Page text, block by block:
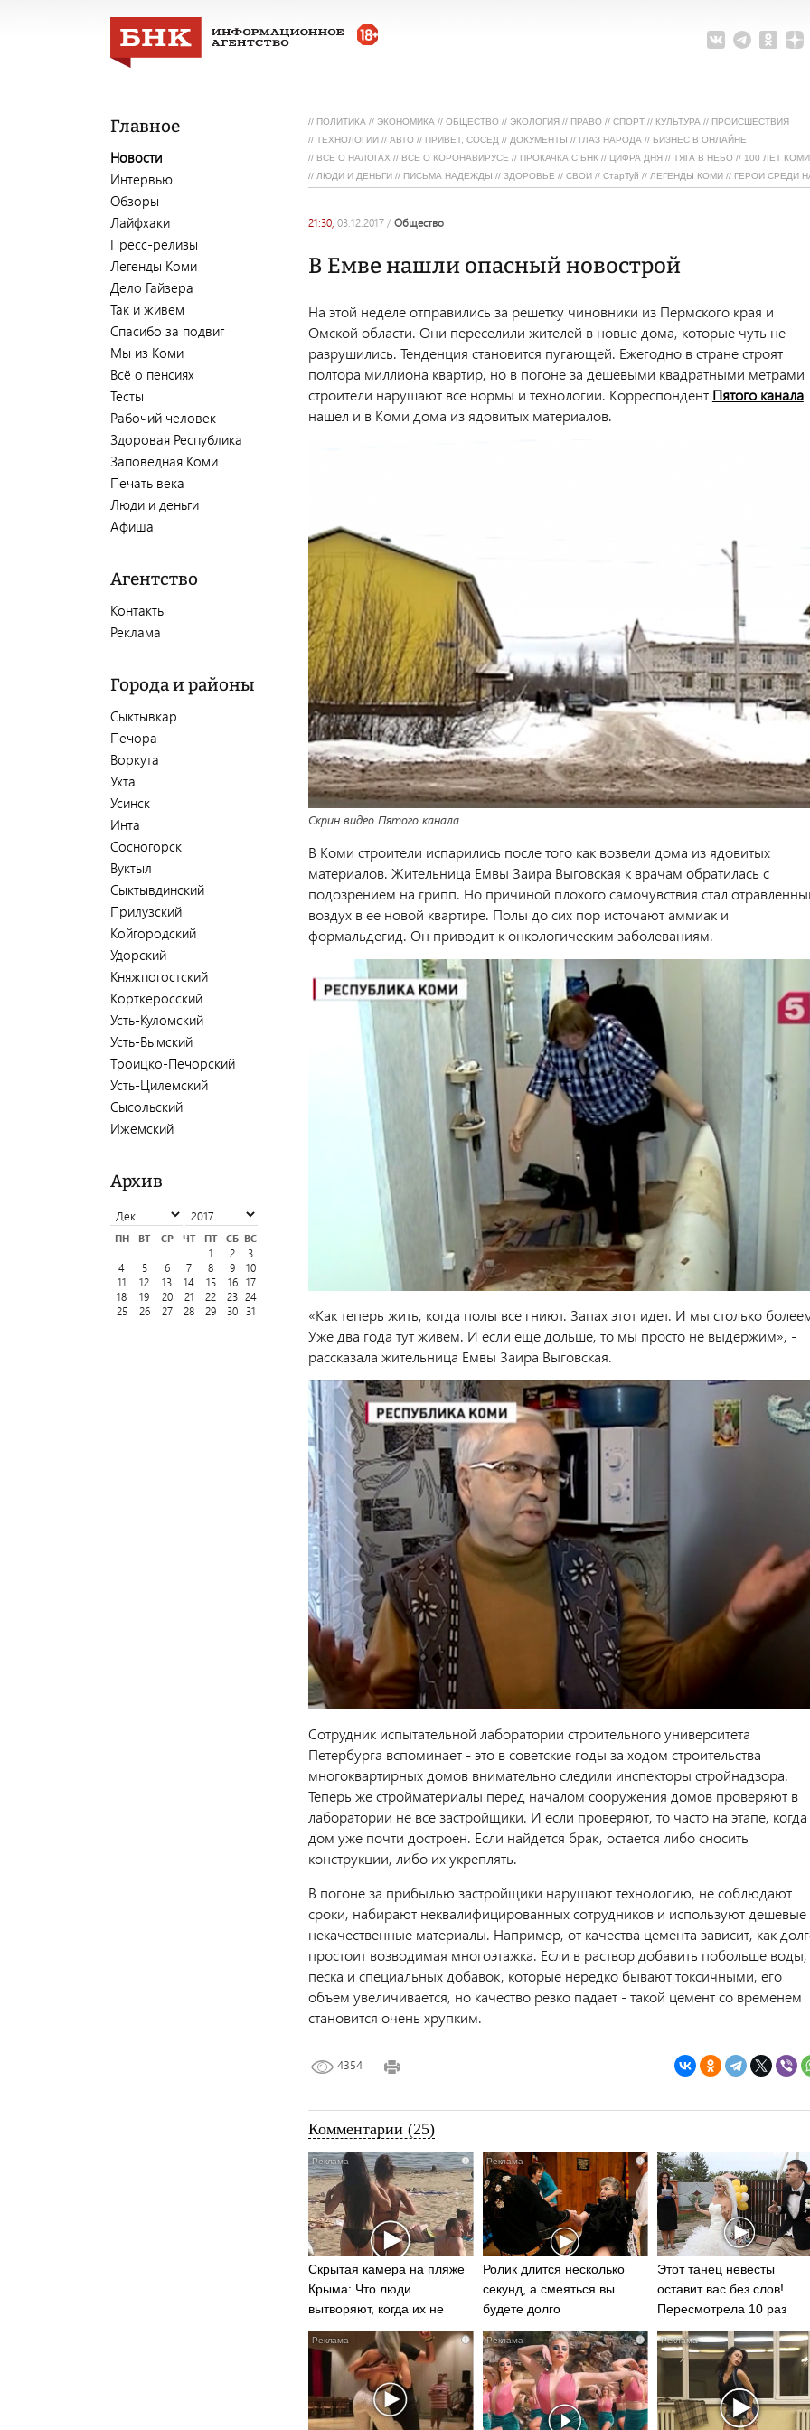
Главное
Новости
Интервью
Обзоры
Лайфхаки
Пресс-релизы
Легенды Коми
Дело Гайзера
Так и живем
Спасибо за подвиг
Мы из Коми
Всё о пенсиях
Тесты
Рабочий человек
Здоровая Республика
Заповедная Коми
Печать века
Люди и деньги
Афиша
Агентство
Контакты
Реклама
Города и районы
Сыктывкар
Печора
Воркута
Ухта
Усинск
Инта
Сосногорск
Вуктыл
Сыктывдинский
Прилузский
Койгородский
Удорский
Княжпогостский
Корткеросский
Усть-Куломский
Усть-Вымский
Троицко-Печорский
Усть-Цилемский
Сысольский
Ижемский
Архив
ПН ВТ СР ЧТ ПТ СБ ВС
1
2
3
4
5 6 7 8 9
10
11
12 13 14 15 16
17
18
19 20 21 22 23 24
25
26 27 28 29 30 31
// ПОЛИТИКА // ЭКОНОМИКА // ОБЩЕСТВО // ЭКОЛОГИЯ // ПРАВО // СПОРТ // КУЛЬТУРА // ПРОИСШЕСТВИЯ
// ТЕХНОЛОГИИ // АВТО // ПРИВЕТ, СОСЕД // ДОКУМЕНТЫ // ГЛАЗ НАРОДА // БИЗНЕС В ОНЛАЙНЕ
// ВСЕ О НАЛОГАХ // ВСЕ О КОРОНАВИРУСЕ // ПРОКАЧКА С БНК // ЦИФРА ДНЯ // ТЯГА В НЕБО // 100 ЛЕТ КОМИ
// ЛЮДИ И ДЕНЬГИ // ПИСЬМА НАДЕЖДЫ // ЗДОРОВЬЕ // СВОИ // СтарТуй // ЛЕГЕНДЫ КОМИ // ГЕРОИ СРЕДИ
21:30, 03.12.2017 / общество
В Емве нашли опасный новострой
На этой неделе отправились за решетку чиновники из Пермского края и
Омской области. Они переселили жителей в новые дома, которые чуть не
разрушились. Тенденция становится пугающей. Ежегодно в стране строят
полтора миллиона квартир, но в погоне за дешевыми квадратными метрами
строители нарушают все нормы и технологии. Корреспондент Пятого канала
нашел и в Коми дома из ядовитых материалов.
Скрин видео Пятого канала
В Коми строители испарились после того как возвели дома из ядовитых
материалов. Жительница Емвы Заира Выговская к врачам обратилась с
подозрением на грипп. Но причиной плохого самочувствия стал
воздух в ее новой квартире. Полы до сих пор источают аммиак и
формальдегид. Он приводит к онкологическим заболеваниям.
«Как теперь жить, когда полы все гниют. Запах этот идет. И мы столько
Уже два года тут живем. И если еще дольше, то мы просто не выдержим», -
рассказала жительница Емвы Заира Выговская.
Сотрудник испытательной лаборатории строительного университета
Петербурга вспоминает - это в советские годы за ходом строительства
многоквартирных домов внимательно следили инспекторы стройнадзора.
Теперь же стройматериалы перед началом сооружения домов проверяют в
лаборатории не все застройщики. И если проверяют, то часто на этапе, когда
дом уже почти достроен. Если найдется брак, остается либо сносить
конструкции, либо их укреплять.
В погоне за прибылью застройщики нарушают технологию, не соблюдают
сроки, набирают неквалифицированных сотрудников и используют дешевые
некачественные материалы. Например, от качества цемента зависит, как
простоит возводимая многоэтажка. Если в раствор добавить побольше воды,
песка и специальных добавок, которые нередко бывают токсичными, его
объем увеличивается, но качество резко падает - такой цемент со временем
становится очень хрупким.
4354
Комментарии (25)
i
Скрытая камера на пляже
Крыма: Что люди
вытворяют, когда их не
видят...
i
Ролик длится несколько
секунд, а смеяться вы
будете долго
Этот танец невесты
оставит вас без слов!
Пересмотрела 10 раз
i i